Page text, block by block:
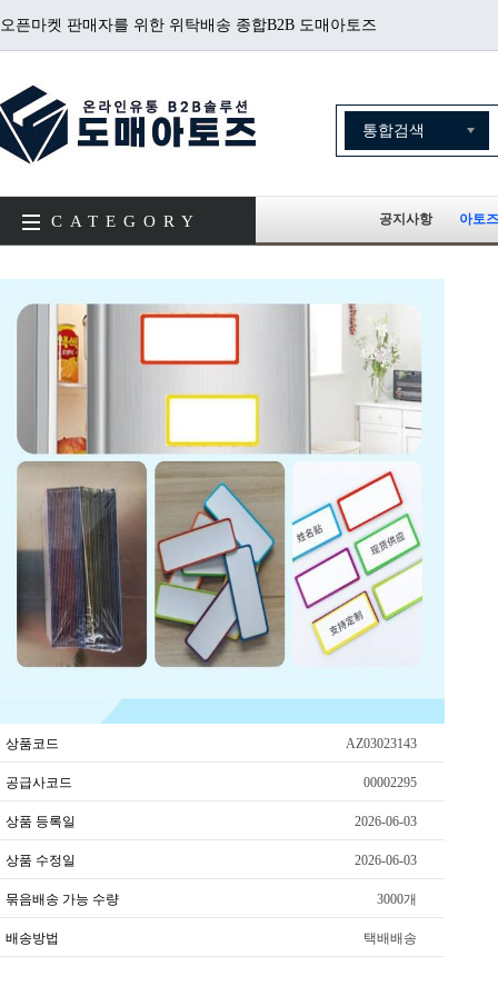
오픈마켓 판매자를 위한 위탁배송 종합B2B 도매아토즈
CATEGORY 공지사항 아토
상품코드 AZ03023143
공급사코드 00002295
상품 등록일 2026-06-03
상품 수정일 2026-06-03
묶음배송 가능 수량 3000개
배송방법 택배배송